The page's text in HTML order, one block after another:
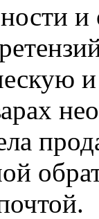
и